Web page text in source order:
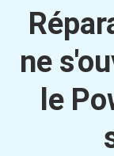
ne
le